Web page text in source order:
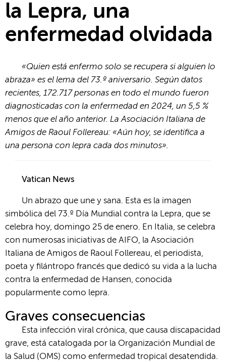
la Lepra, una
enfermedad olvidada
«Quien está enfermo solo se recupera si alguien lo
abraza» es el lema del 73.º aniversario. Según datos
recientes, 172.717 personas en todo el mundo fueron
diagnosticadas con la enfermedad en 2024, un 5,5 %
menos que el año anterior. La Asociación Italiana de
Amigos de Raoul Follereau: «Aún hoy, se identifica a
una persona con lepra cada dos minutos».
Vatican News
Un abrazo que une y sana. Esta es la imagen
simbólica del 73.º Día Mundial contra la Lepra, que se
celebra hoy, domingo 25 de enero. En Italia, se celebra
con numerosas iniciativas de AIFO, la Asociación
Italiana de Amigos de Raoul Follereau, el periodista,
poeta y filántropo francés que dedicó su vida a la lucha
contra la enfermedad de Hansen, conocida
popularmente como lepra.
Graves consecuencias
Esta infección viral crónica, que causa discapacidad
grave, está catalogada por la Organización Mundial de
la Salud (OMS) como enfermedad tropical desatendida.